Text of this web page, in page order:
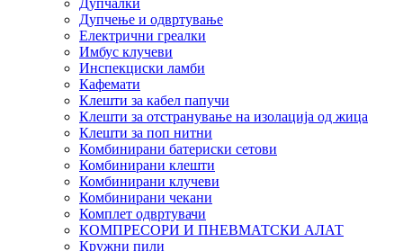
Дупчење и одвртување
Електрични греалки
Имбус клучеви
Инспекциски ламби
Кафемати
Клешти за кабел папучи
Клешти за отстранување на изолација од жица
Клешти за поп нитни
Комбинирани батериски сетови
Комбинирани клешти
Комбинирани клучеви
Комбинирани чекани
Комплет одвртувачи
КОМПРЕСОРИ И ПНЕВМАТСКИ АЛАТ
Кружни пили